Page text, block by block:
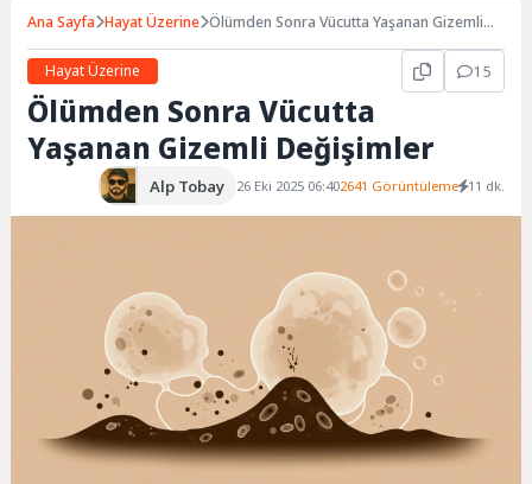
Ana Sayfa Hayat Üzerine Ölümden Sonra Vücutta Yaşanan Gizemli
Hayat Üzerine
15
Ölümden Sonra Vücutta
Yaşanan Gizemli Değişimler
Alp Tobay 26 Eki 2025 06:402641 Görüntüleme 11 dk.